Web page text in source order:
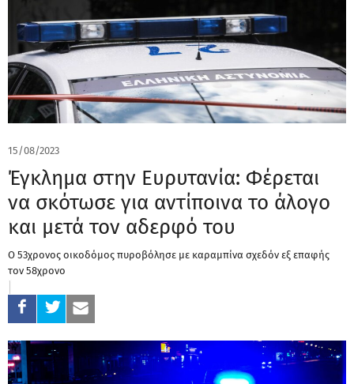
15/08/2023
Έγκλημα στην Ευρυτανία: Φέρεται
να σκότωσε για αντίποινα το άλογο
και μετά τον αδερφό του
Ο 53χρονος οικοδόμος πυροβόλησε με καραμπίνα σχεδόν εξ επαφής
τον 58χρονο